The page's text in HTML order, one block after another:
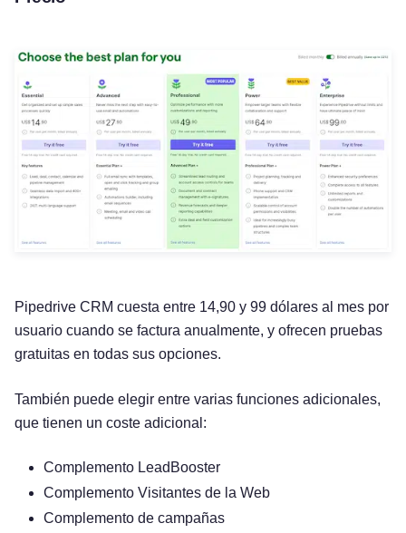
Pipedrive CRM cuesta entre 14,90 y 99 dólares al mes por
usuario cuando se factura anualmente, y ofrecen pruebas
gratuitas en todas sus opciones.
También puede elegir entre varias funciones adicionales,
que tienen un coste adicional:
Complemento LeadBooster
Complemento Visitantes de la Web
Complemento de campañas